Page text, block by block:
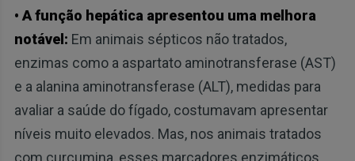
• A função hepática apresentou uma melhora
notável: Em animais sépticos não tratados,
enzimas como a aspartato aminotransferase (AST)
e a alanina aminotransferase (ALT), medidas para
avaliar a saúde do fígado, costumavam apresentar
níveis muito elevados. Mas, nos animais tratados
com curcumina, esses marcadores enzimáticos